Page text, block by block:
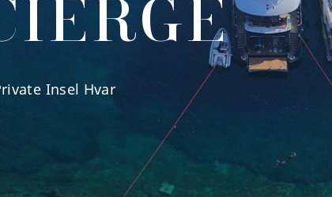
Insel Hvar